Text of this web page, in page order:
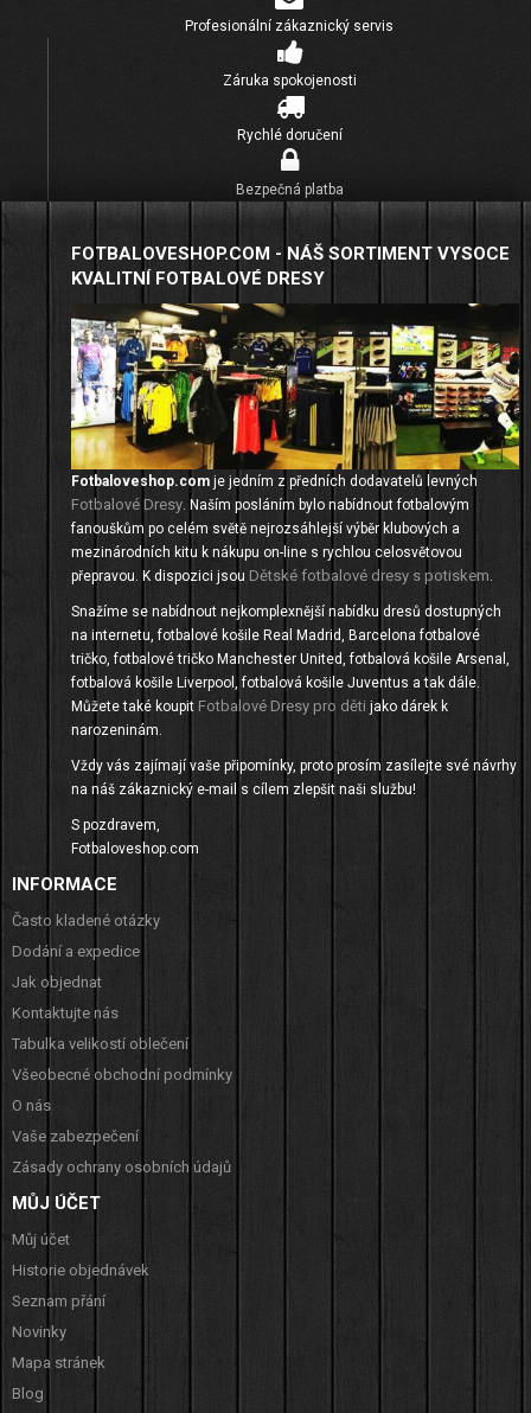
Profesionální zákaznický servis
Záruka spokojenosti
Rychlé doručení
Bezpečná platba
FOTBALOVESHOP.COM - NÁŠ SORTIMENT VYSOCE
KVALITNÍ FOTBALOVÉ DRESY
Fotbaloveshop.com je jedním z předních dodavatelů levných
Fotbalové Dresy . Naším posláním bylo nabídnout fotbalovým
fanouškům po celém světě nejrozsáhlejší výběr klubových a
mezinárodních kitu k nákupu on-line s rychlou celosvětovou
přepravou. K dispozici jsou Dětské fotbalové dresy s potiskem
Snažíme se nabídnout nejkomplexnější nabídku dresů dostupných
na internetu, fotbalové košile Real Madrid, Barcelona fotbalové
tričko, fotbalové tričko Manchester United, fotbalová košile Arsenal,
fotbalová košile Liverpool, fotbalová košile Juventus a tak dále.
Můžete také koupit Fotbalové Dresy pro děti jako dárek k
narozeninám.
Vždy vás zajímají vaše připomínky, proto prosím zasílejte své návrhy
na náš zákaznický e-mail s cílem zlepšit naši službu!
S pozdravem,
Fotbaloveshop.com
INFORMACE
Často kladené otázky
Dodání a expedice
Jak objednat
Kontaktujte nás
Tabulka velikostí oblečení
Všeobecné obchodní podmínky
O nás
Vaše zabezpečení
Zásady ochrany osobních údajů
MŮJ ÚČET
Můj účet
Historie objednávek
Seznam přání
Novinky
Mapa stránek
Blog